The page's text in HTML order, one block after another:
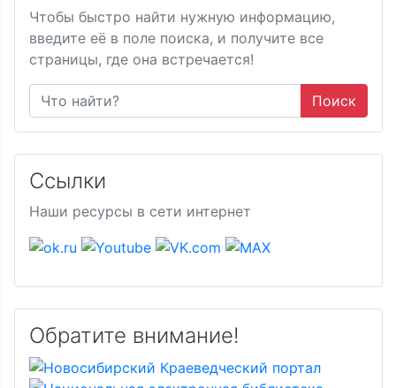
Чтобы быстро найти нужную информацию,
введите её в поле поиска, и получите все
страницы, где она встречается!
Поиск
Ссылки
Наши ресурсы в сети интернет
Обратите внимание!